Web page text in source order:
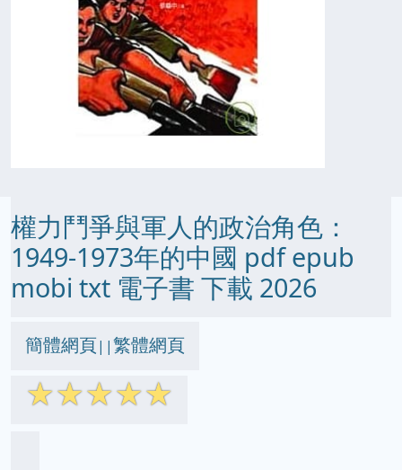
權力鬥爭與軍人的政治角色：
1949-1973年的中國 pdf epub
mobi txt 電子書 下載 2026
簡體網頁||繁體網頁
☆☆☆☆☆